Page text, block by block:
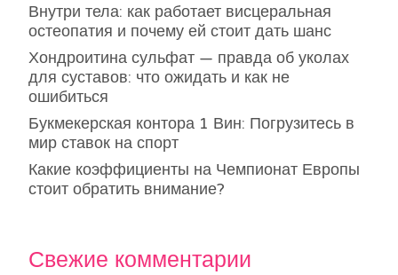
Внутри тела: как работает висцеральная
остеопатия и почему ей стоит дать шанс
Хондроитина сульфат — правда об уколах
для суставов: что ожидать и как не
ошибиться
Букмекерская контора 1 Вин: Погрузитесь в
мир ставок на спорт
Какие коэффициенты на Чемпионат Европы
стоит обратить внимание?
Свежие комментарии